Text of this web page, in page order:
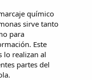
químico
sirve tanto
para
Este
lo realizan al
partes del